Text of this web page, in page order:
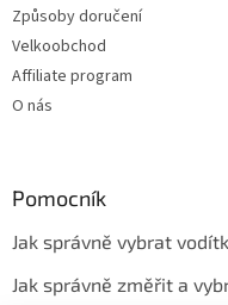
Způsoby doručení
Velkoobchod
Affiliate program
O nás
Pomocník
Jak správně vybrat
Jak správně změřit a